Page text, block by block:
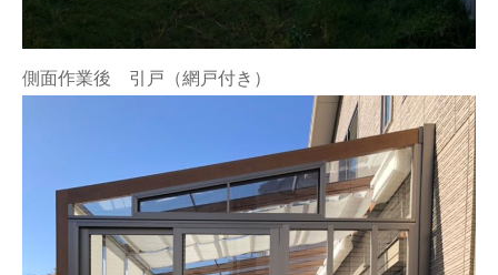
側面作業後 引戸（網戸付き）